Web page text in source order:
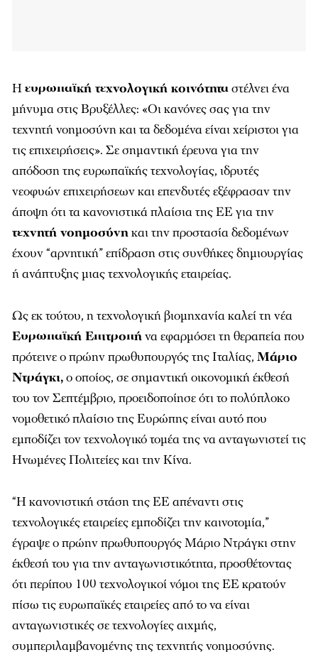
Ηευρωπαϊκή τεχνολογική κοινότηταστέλνει ένα
μήνυμα στις Βρυξέλλες: «Οι κανόνες σας για την
τεχνητή νοημοσύνη και τα δεδομένα είναι χείριστοι για
τις επιχειρήσεις». Σε σημαντική έρευνα για την
απόδοση της ευρωπαϊκής τεχνολογίας, ιδρυτές
νεοφυών επιχειρήσεων και επενδυτές εξέφρασαν την
άποψη ότι τα κανονιστικά πλαίσια της ΕΕ για την
τεχνητή νοημοσύνηκαι την προστασία δεδομένων
έχουν “αρνητική” επίδραση στις συνθήκες δημιουργίας
ή ανάπτυξης μιας τεχνολογικής εταιρείας.
Ως εκ τούτου, η τεχνολογική βιομηχανία καλεί τη νέα
Ευρωπαϊκή Επιτροπήνα εφαρμόσει τη θεραπεία που
πρότεινε ο πρώην πρωθυπουργός της Ιταλίας, Μάριο
Ντράγκι,ο οποίος, σε σημαντική οικονομική έκθεσή
του τον Σεπτέμβριο, προειδοποίησε ότι το πολύπλοκο
νομοθετικό πλαίσιο της Ευρώπης είναι αυτό που
εμποδίζει τον τεχνολογικό τομέα της να ανταγωνιστεί τις
Ηνωμένες Πολιτείες και την Κίνα.
“Η κανονιστική στάση της ΕΕ απέναντι στις
τεχνολογικές εταιρείες εμποδίζει την καινοτομία,”
έγραψε ο πρώην πρωθυπουργός Μάριο Ντράγκι στην
έκθεσή του για την ανταγωνιστικότητα, προσθέτοντας
ότι περίπου 100 τεχνολογικοί νόμοι της ΕΕ κρατούν
πίσω τις ευρωπαϊκές εταιρείες από το να είναι
ανταγωνιστικές σε τεχνολογίες αιχμής,
συμπεριλαμβανομένης της τεχνητής νοημοσύνης.